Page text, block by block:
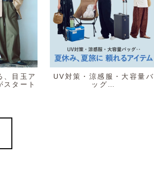
、目玉ア
スタート
UV対策・涼感服・大容量バ
ッグ…